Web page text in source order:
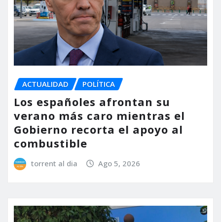
ACTUALIDAD POLÍTICA
Los españoles afrontan su
verano más caro mientras el
Gobierno recorta el apoyo al
combustible
torrent al dia Ago 5, 2026